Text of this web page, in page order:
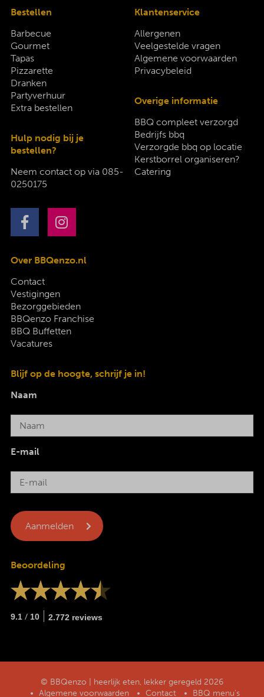
Bestellen
Barbecue
Gourmet
Tapas
Pizzarette
Dranken
Partyverhuur
Extra bestellen
Hulp nodig bij je
bestellen?
Neem contact op via 085-
0250175
Klantenservice
Allergenen
Veelgestelde vragen
Algemene voorwaarden
Privacybeleid
Overige informatie
BBQ compleet verzorgd
Bedrijfs bbq
Verzorgde bbq op locatie
Kerstborrel organiseren?
Catering
Over BBQenzo.nl
Contact
Vestigingen
Bezorggebieden
BBQenzo Franchise
BBQ Buffetten
Vacatures
Blijf op de hoogte, schrijf je in!
Naam
E-mail
Beoordeling
9.1 / 10 2.772 reviews
© BBQenzo | heerlijk eten, lekker geregeld 2026
Algemene voorwaarden
Contact BBQ menu’s